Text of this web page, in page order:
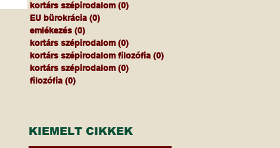
kortárs szépirodalom (0)
EU bürokrácia (0)
emlékezés (0)
kortárs szépirodalom (0)
kortárs szépirodalom filozófia (0)
kortárs szépirodalom (0)
filozófia (0)
KIEMELT CIKKEK